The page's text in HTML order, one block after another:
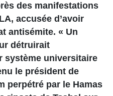
des manifestations
accusée d’avoir
antisémite. « Un
détruirait
système universitaire
le président de
perpétré par le Hamas